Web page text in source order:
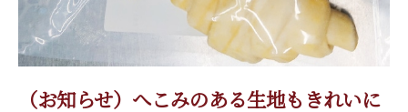
（お知らせ）へこみのある生地もきれいに